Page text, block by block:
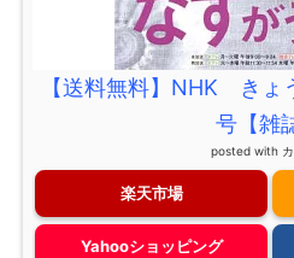
【送料無料】NHK き
号【雑
posted with
楽天市場
Yahooショッピング